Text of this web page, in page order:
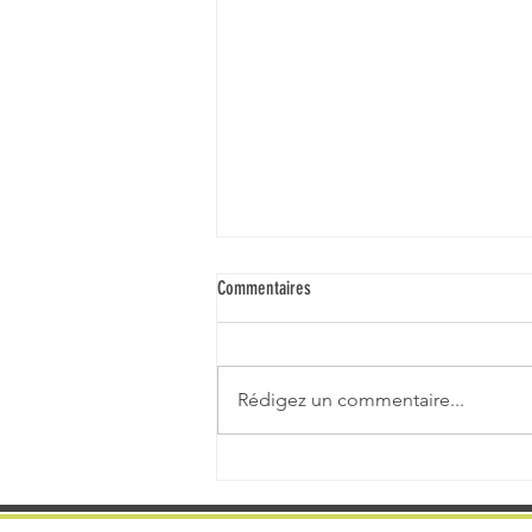
Commentaires
Rédigez un commentaire...